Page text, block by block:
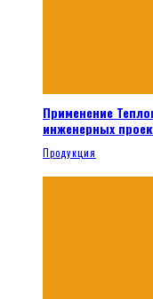
Применение
инженерных
Продукция